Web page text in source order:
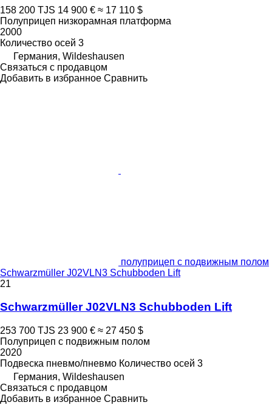
158 200 TJS 14 900 € ≈ 17 110 $
Полуприцеп низкорамная платформа
2000
Количество осей 3
Германия, Wildeshausen
Связаться с продавцом
Добавить в избранное Сравнить
полуприцеп с подвижным полом
Schwarzmüller J02VLN3 Schubboden Lift
21
Schwarzmüller J02VLN3 Schubboden Lift
253 700 TJS 23 900 € ≈ 27 450 $
Полуприцеп с подвижным полом
2020
Подвеска пневмо/пневмо Количество осей 3
Германия, Wildeshausen
Связаться с продавцом
Добавить в избранное Сравнить